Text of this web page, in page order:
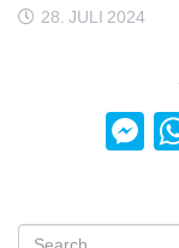
28. JULI 2024
Search